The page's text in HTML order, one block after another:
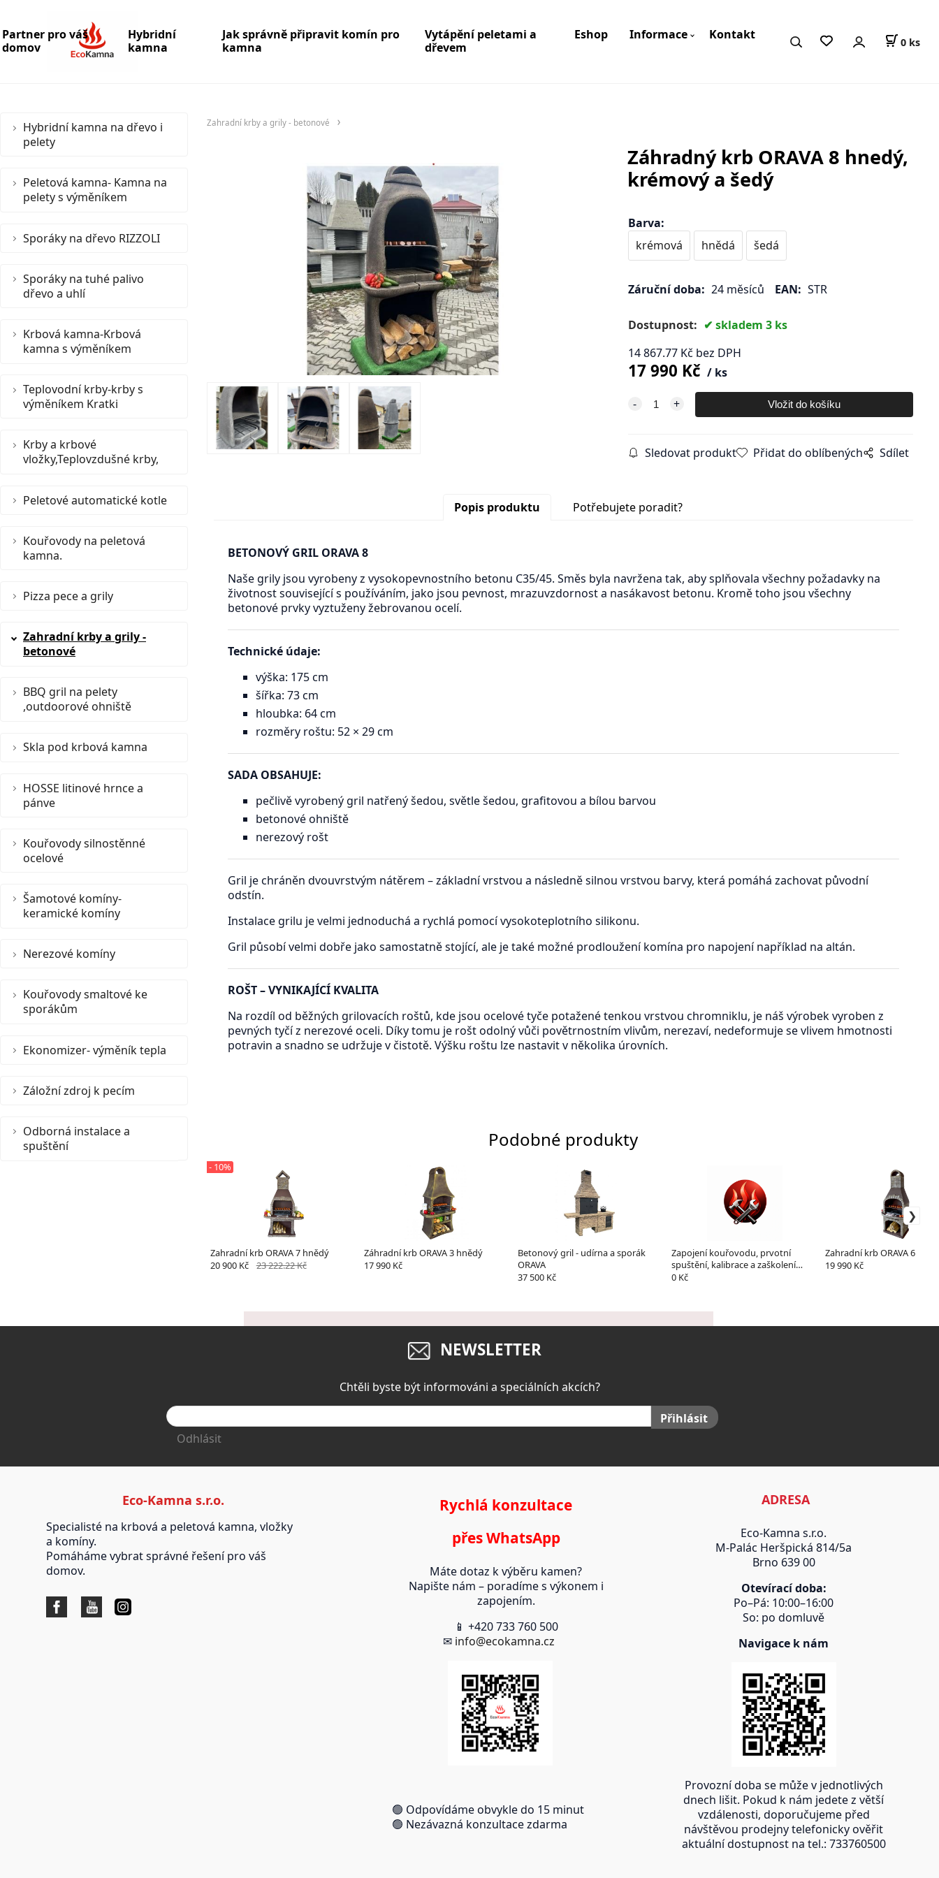
Partner pro váš
domov
Hybridní
kamna
Jak správně připravit komín pro
kamna
Vytápění peletami a
dřevem
Eshop Informace Kontakt 0 ks
Hybridní kamna na dřevo i
pelety
Peletová kamna- Kamna na
pelety s výměníkem
Sporáky na dřevo RIZZOLI
Sporáky na tuhé palivo
dřevo a uhlí
Krbová kamna-Krbová
kamna s výměníkem
Teplovodní krby-krby s
výměníkem Kratki
Krby a krbové
vložky,Teplovzdušné krby,
Peletové automatické kotle
Kouřovody na peletová
kamna.
Pizza pece a grily
Zahradní krby a grily -
betonové
BBQ gril na pelety
,outdoorové ohniště
Skla pod krbová kamna
HOSSE litinové hrnce a
pánve
Kouřovody silnostěnné
ocelové
Šamotové komíny-
keramické komíny
Nerezové komíny
Kouřovody smaltové ke
sporákům
Ekonomizer- výměník tepla
Záložní zdroj k pecím
Odborná instalace a
spuštění
Zahradní krby a grily - betonové
Záhradný krb ORAVA 8 hnedý,
krémový a šedý
Barva:
krémová
hnědá šedá
Záruční doba: 24 měsíců EAN: STR
Dostupnost:
skladem 3 ks
14 867.77Kč bez DPH
17 990 Kč ks
Sledovat produkt Přidat do oblíbených Sdílet
Popis produktu Potřebujete poradit?
BETONOVÝ GRIL ORAVA 8
Naše grily jsou vyrobeny z vysokopevnostního betonu C35/45. Směs byla navržena tak, aby splňovala všechny požadavky na
životnost související s používáním, jako jsou pevnost, mrazuvzdornost a nasákavost betonu. Kromě toho jsou všechny
betonové prvky vyztuženy žebrovanou ocelí.
Technické údaje:
výška: 175 cm
šířka: 73 cm
hloubka: 64 cm
rozměry roštu: 52 × 29 cm
SADA OBSAHUJE:
pečlivě vyrobený gril natřený šedou, světle šedou, grafitovou a bílou barvou
betonové ohniště
nerezový rošt
Gril je chráněn dvouvrstvým nátěrem – základní vrstvou a následně silnou vrstvou barvy, která pomáhá zachovat původní
odstín.
Instalace grilu je velmi jednoduchá a rychlá pomocí vysokoteplotního silikonu.
Gril působí velmi dobře jako samostatně stojící, ale je také možné prodloužení komína pro napojení například na altán.
ROŠT – VYNIKAJÍCÍ KVALITA
Na rozdíl od běžných grilovacích roštů, kde jsou ocelové tyče potažené tenkou vrstvou chromniklu, je náš výrobek vyroben z
pevných tyčí z nerezové oceli. Díky tomu je rošt odolný vůči povětrnostním vlivům, nerezaví, nedeformuje se vlivem hmotnosti
potravin a snadno se udržuje v čistotě. Výšku roštu lze nastavit v několika úrovních.
Podobné produkty
Zahradní krb ORAVA 7 hnědý
- 10%
20 900 Kč 23 222.22 Kč
Záhradní krb ORAVA 3 hnědý
17 990 Kč
Betonový gril - udírna a sporák
ORAVA
37 500 Kč
Zapojení kouřovodu, prvotní
spuštění, kalibrace a zaškolení
obsluhy
0 Kč
Zahradní krb ORAVA 6
19 990 Kč
NEWSLETTER
Chtěli byste být informováni a speciálních akcích?
Přihlásit
Odhlásit
Eco-Kamna s.r.o.
Specialisté na krbová a peletová kamna, vložky
a komíny.
Pomáháme vybrat správné řešení pro váš
domov.
Rychlá konzultace
přes WhatsApp
Máte dotaz k výběru kamen?
Napište nám – poradíme s výkonem i
zapojením.
📱 +420 733 760 500
✉ info@ecokamna.cz
🟢 Odpovídáme obvykle do 15 minut
🟢 Nezávazná konzultace zdarma
ADRESA
Eco-Kamna s.r.o.
M-Palác Heršpická 814/5a
Brno 639 00
Otevírací doba:
Po–Pá: 10:00–16:00
So: po domluvě
Navigace k nám
Provozní doba se může v jednotlivých
dnech lišit. Pokud k nám jedete z větší
vzdálenosti, doporučujeme před
návštěvou prodejny telefonicky ověřit
aktuální dostupnost na tel.: 733760500